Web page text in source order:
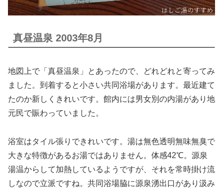
真昼温泉 2003年8月
地図上で「真昼温泉」とあったので、どれどれと寄ってみ
ました。到着すると小さい共同浴場があります。最近建て
たのか新しくきれいです。館内には男女別の内湯があり地
元民で賑わっていました。
浴室はタイル張りできれいです。湯は無色透明無味無臭で
大きな特徴があるお湯ではありません。体感42℃。源泉
湯温からして加熱しているようですが、それを常時掛け流
しなので立派ですね。共同浴場脇に源泉湧出口があり汲み